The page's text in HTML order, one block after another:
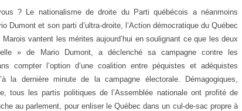
? Le nationalisme de droite du Parti québécois a néanmoins
Dumont et son parti d’ultra-droite, l’Action démocratique du Québec
vantent les mérites aujourd’hui en soulignant ce que les deux
» de Mario Dumont, a déclenché sa campagne contre les
compter l’option d’une coalition entre péquistes et adéquistes
la dernière minute de la campagne électorale. Démagogiques,
tous les partis politiques de l’Assemblée nationale ont profité de
au parlement, pour enliser le Québec dans un cul-de-sac propre à